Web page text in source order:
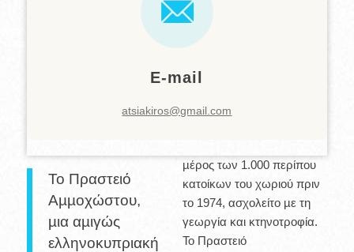
E-mail
atsiakiros@gmail.com
Το Πραστειό
Αµµοχώστου,
µια αµιγώς
ελληνοκυπριακή
µέρος των 1.000 περίπου
κατοίκων του χωριού πριν
το 1974, ασχολείτο µε τη
γεωργία και κτηνοτροφία.
Το Πραστειό